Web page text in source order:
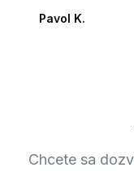
Pavol K.
Chcete sa